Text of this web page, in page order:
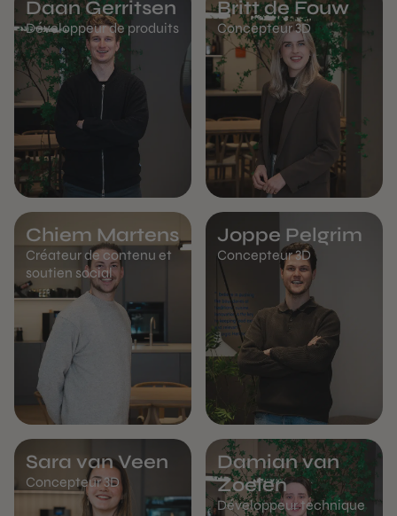
Développeur de produits
Daan Gerritsen
Concepteur 3D
Britt de Fouw
Créateur de contenu et
soutien social
Chiem Martens
Concepteur 3D
Joppe Pelgrim
Concepteur 3D
Sara van Veen
Développeur technique
Damian van
Zoelen